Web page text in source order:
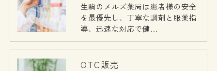
生駒のメルズ薬局は患者様の安全
を最優先し、丁寧な調剤と服薬指
導、迅速な対応で健…
OTC販売